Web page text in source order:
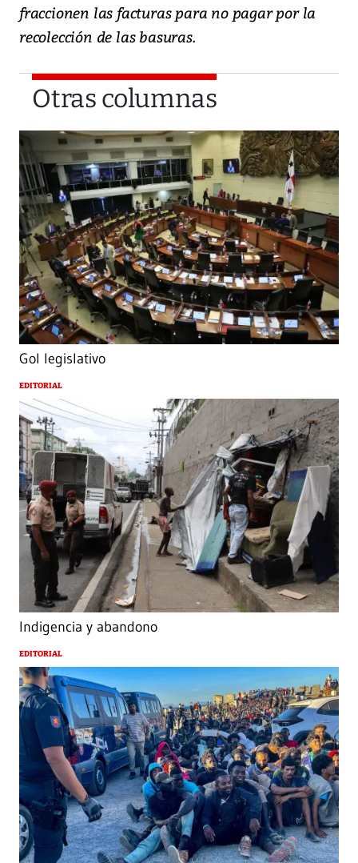
fraccionen las facturas para no pagar por la
recolección de las basuras.
Otras columnas
Gol legislativo
EDITORIAL
Indigencia y abandono
EDITORIAL